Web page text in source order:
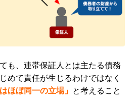
も、連帯保証人とは主たる債務
めて責任が生じるわけではなく
ほぼ同一の立場」 と考えること